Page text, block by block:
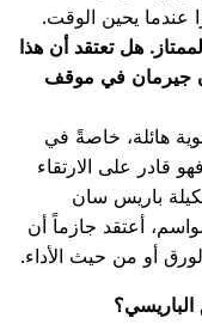
عندما يحين الوقت.
هل تعتقد أن هذا
جيرمان في موقف
هائلة، خاصةً في
قادر على الارتقاء
باريس سان
أعتقد جازماً أن
أو من حيث الأداء.